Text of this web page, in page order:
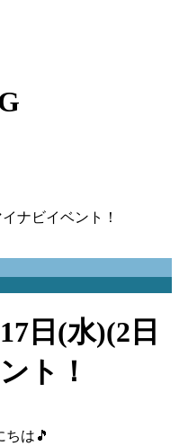
ナビイベント！
日(水)(2日
ト！
ちは🎵